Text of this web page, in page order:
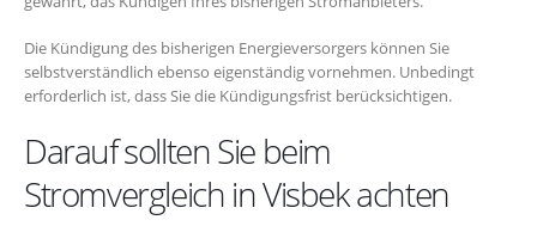
Die Kündigung des bisherigen Energieversorgers können Sie
selbstverständlich ebenso eigenständig vornehmen. Unbedingt
erforderlich ist, dass Sie die Kündigungsfrist berücksichtigen.
Darauf sollten Sie beim
Stromvergleich in Visbek achten